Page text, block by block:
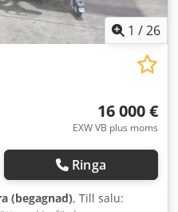
1 /26
16 000 €
EXW VB plus moms
Ringa
(begagnad), Till salu: